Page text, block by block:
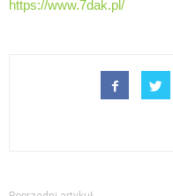
https://www.7dak.pl/